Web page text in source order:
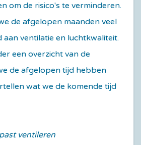
om de risico's te verminderen.
de afgelopen maanden veel
ventilatie en luchtkwaliteit.
een overzicht van de
de afgelopen tijd hebben
wat we de komende tijd
ventileren